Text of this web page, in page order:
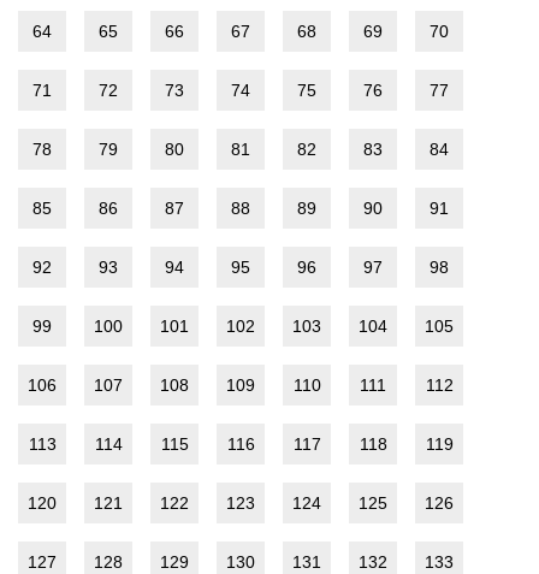
64 65 66 67 68 69 70
71 72 73 74 75 76 77
78 79 80 81 82 83 84
85 86 87 88 89 90 91
92 93 94 95 96 97 98
99 100 101 102 103 104 105
106 107 108 109 110 111 112
113 114 115 116 117 118 119
120 121 122 123 124 125 126
127 128 129 130 131 132 133